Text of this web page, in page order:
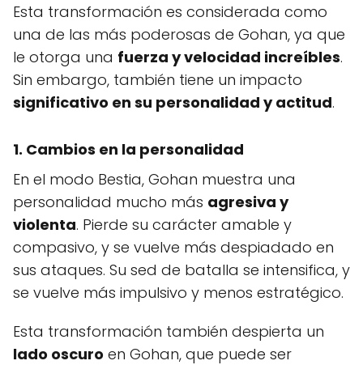
Esta transformación es considerada como
una de las más poderosas de Gohan, ya que
le otorga una fuerza y velocidad increíbles.
Sin embargo, también tiene un impacto
significativo en su personalidad y actitud.
1. Cambios en la personalidad
En el modo Bestia, Gohan muestra una
personalidad mucho más agresiva y
violenta. Pierde su carácter amable y
compasivo, y se vuelve más despiadado en
sus ataques. Su sed de batalla se intensifica, y
se vuelve más impulsivo y menos estratégico.
Esta transformación también despierta un
lado oscuro en Gohan, que puede ser